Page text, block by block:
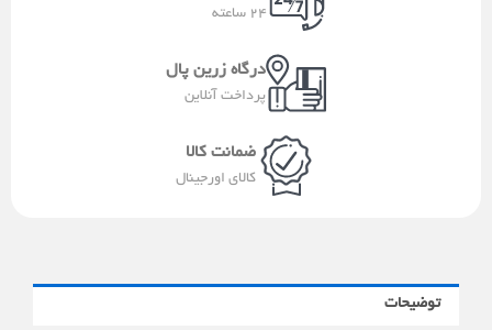
p
l
t
24 ساعته
درگاه زرین پال
پرداخت آنلاین
ضمانت کالا
کالای اورجینال
توضیحات